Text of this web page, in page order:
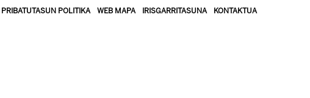
PRIBATUTASUN POLITIKA WEB MAPA IRISGARRITASUNA KONTAKTUA